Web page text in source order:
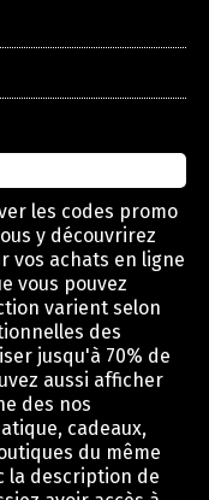
les codes promo
y découvrirez
vos achats en ligne
vous pouvez
varient selon
des
jusqu'à 70% de
aussi afficher
des nos
cadeaux,
du même
la description de